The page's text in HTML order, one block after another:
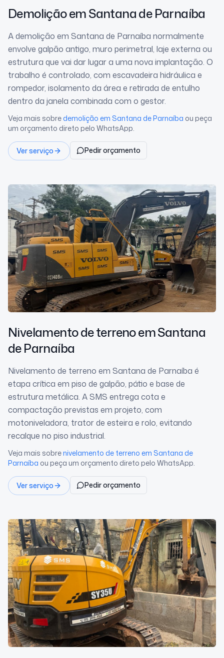
Demoliçãoem Santana de Parnaíba
A demolição em Santana de Parnaíba normalmente
envolve galpão antigo, muro perimetral, laje externa ou
estrutura que vai dar lugar a uma nova implantação. O
trabalho é controlado, com escavadeira hidráulica e
rompedor, isolamento da área e retirada de entulho
dentro da janela combinada com o gestor.
Veja mais sobredemolição em Santana de Parnaíba ou peça
um orçamento direto pelo WhatsApp.
Ver serviço Pedir orçamento
Nivelamento de terrenoem Santana
de Parnaíba
Nivelamento de terreno em Santana de Parnaíba é
etapa crítica em piso de galpão, pátio e base de
estrutura metálica. A SMS entrega cota e
compactação previstas em projeto, com
motoniveladora, trator de esteira e rolo, evitando
recalque no piso industrial.
Veja mais sobrenivelamento de terreno em Santana de
Parnaíba ou peça um orçamento direto pelo WhatsApp.
Ver serviço Pedir orçamento